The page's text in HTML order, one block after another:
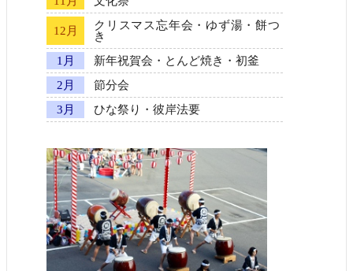
12月
クリスマス忘年会・ゆず湯・餅つ
き
1月
新年祝賀会・とんど焼き・初釜
2月
節分会
3月
ひな祭り・彼岸法要